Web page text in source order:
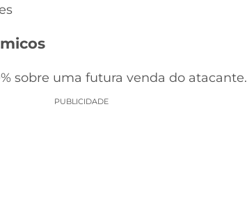
sobre uma futura venda do atacante.
PUBLICIDADE